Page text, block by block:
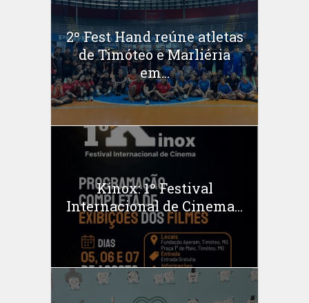
2º Fest Hand reúne atletas
de Timóteo e Marliéria
em...
Kinox: 1º Festival
Internacional de Cinema...